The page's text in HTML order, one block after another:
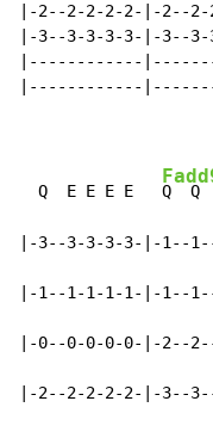
|-2--2-2-2-2-|-2--
|-3--3-3-3-3-|-3--
|------------
|------------
  Q  E E E E
Q  Q
|-3--3-3-3-3-|-1--
|-1--1-1-1-1-|-1--
|-0--0-0-0-0-|-2--
|-2--2-2-2-2-|-3--